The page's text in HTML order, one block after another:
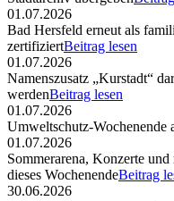
01.07.2026
Bad Hersfeld erneut als
zertifiziertBeitrag lesen
01.07.2026
Namenszusatz „Kurstadt“
werdenBeitrag lesen
01.07.2026
Umweltschutz-Wochenende
01.07.2026
Sommerarena, Konzerte
dieses WochenendeBeitrag
30.06.2026